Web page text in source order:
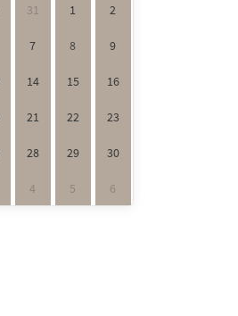
31 1 2
7 8 9
14 15 16
21 22 23
28 29 30
4 5 6